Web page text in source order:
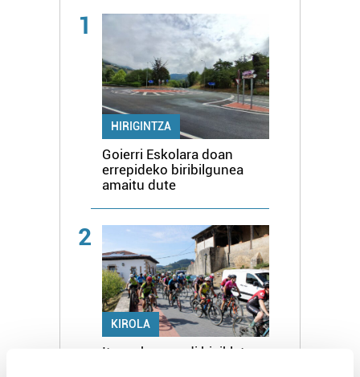
1
HIRIGINTZA
Goierri Eskolara doan
errepideko biribilgunea
amaitu dute
2
KIROLA
Itsasoko mendi bizikleta